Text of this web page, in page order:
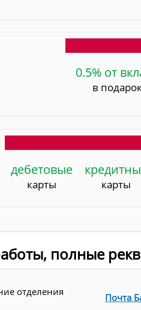
0.5% от
в
дебетовые
карты карты
полные
отделения
Почта